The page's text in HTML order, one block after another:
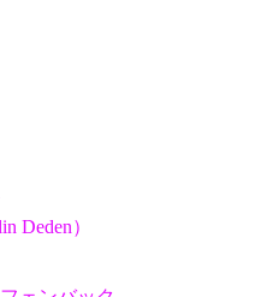
Deden）